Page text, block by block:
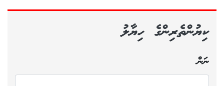
ކިޔުންތެރިންގެ ހިޔާލު
ނަން